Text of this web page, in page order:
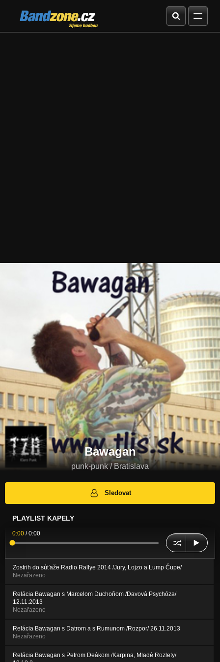
Bandzone.cz
žijeme hudbou
Bawagan
punk-punk / Bratislava
Sledovat
PLAYLIST KAPELY
0:00 /0:00
Zostrih do súťaže Radio Rallye 2014 /Jury, Lojzo a Lump Čupe/
Nezařazeno
Relácia Bawagan s Marcelom Duchoňom /Davová Psychóza/
12.11.2013
Nezařazeno
Relácia Bawagan s Datrom a s Rumunom /Rozpor/ 26.11.2013
Nezařazeno
Relácia Bawagan s Petrom Deákom /Karpina, Mladé Rozlety/